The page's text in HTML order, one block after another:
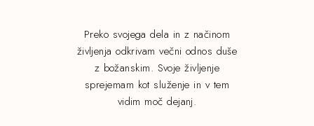
Preko svojega dela in z načinom
življenja odkrivam večni odnos duše
z božanskim. Svoje življenje
sprejemam kot služenje in v tem
vidim moč dejanj.